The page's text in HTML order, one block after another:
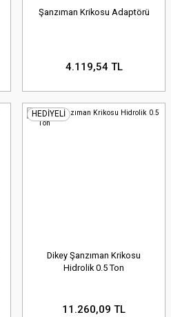
Şanzıman Krikosu Adaptörü
4.119,54 TL
HEDİYELİ
Dikey Şanzıman Krikosu
Hidrolik 0.5 Ton
11.260,09 TL